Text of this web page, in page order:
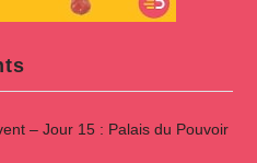
– Jour 15 : Palais du Pouvoir